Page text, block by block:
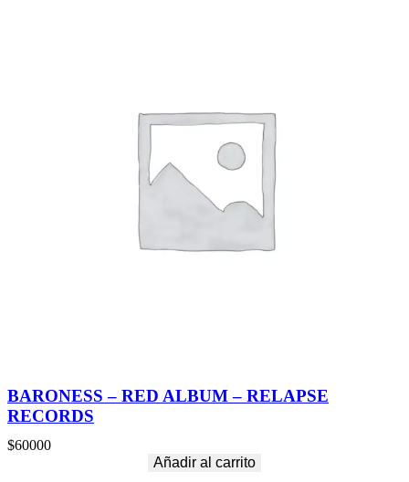
BARONESS – RED ALBUM – RELAPSE
RECORDS
$60000
Añadir al carrito